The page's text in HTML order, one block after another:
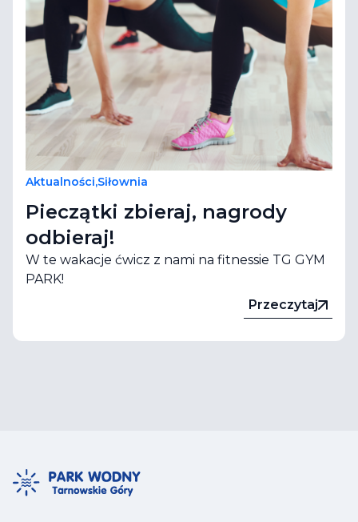
Aktualności,Siłownia
Pieczątki zbieraj, nagrody
odbieraj!
W te wakacje ćwicz z nami na fitnessie TG GYM
PARK!
Przeczytaj